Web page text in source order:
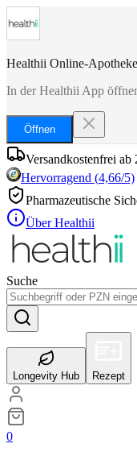
Healthii Online-Apotheke
In der Healthii App
Öffnen
Versandkostenfrei
Hervorragend (4,66/5)
Pharmazeutische
Über Healthii
Suche
Longevity Hub Rezept
0